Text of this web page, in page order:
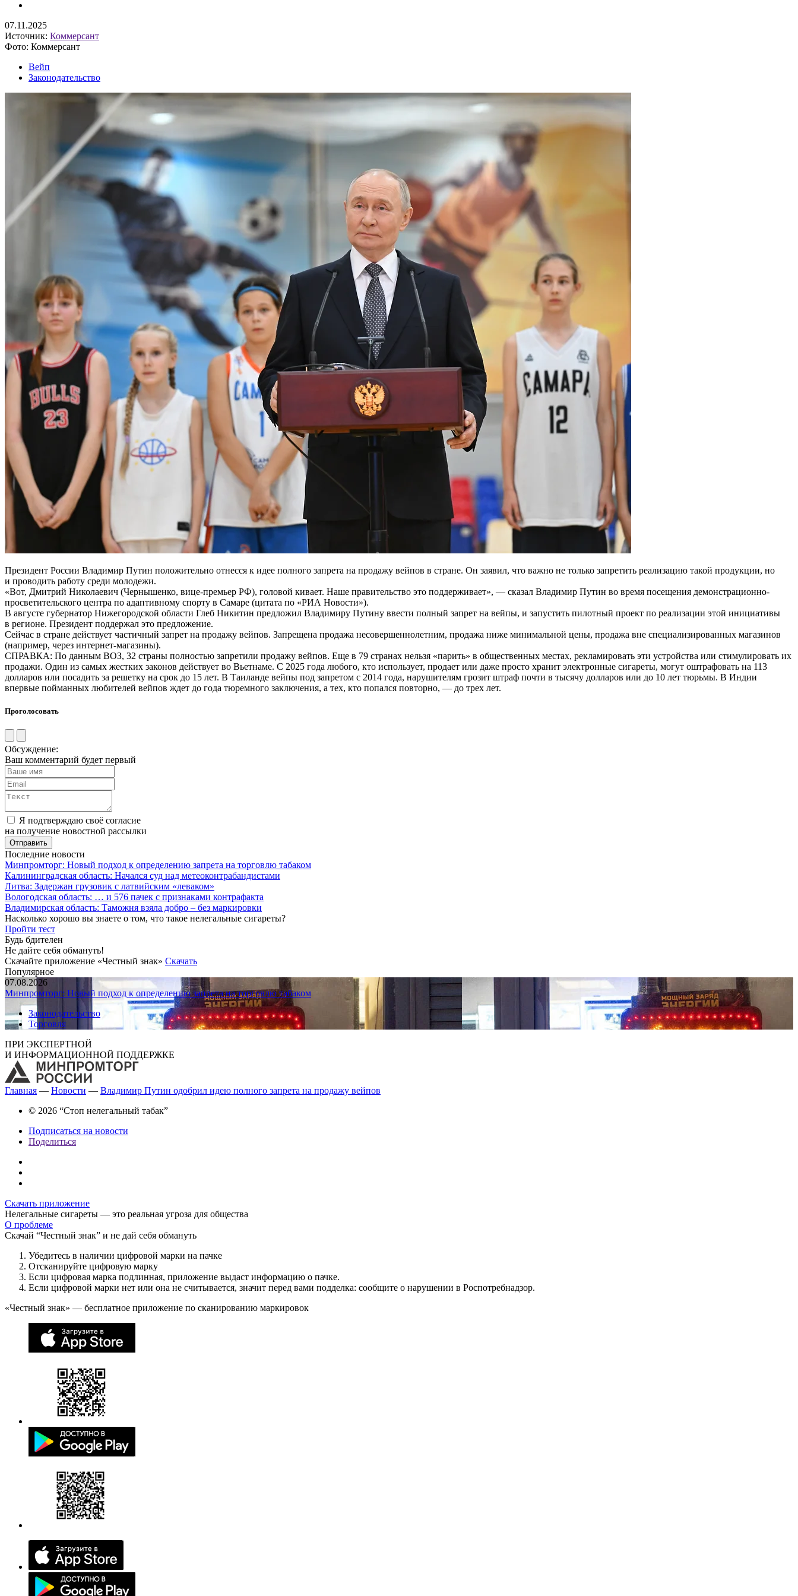
07.11.2025
Источник: Коммерсант
Фото: Коммерсант
Вейп
Законодательство
Президент России Владимир Путин положительно отнесся к идее полного запрета на продажу вейпов в стране. Он заявил, что важно не только запретить реализацию такой продукции, но
и проводить работу среди молодежи.
«Вот, Дмитрий Николаевич (Чернышенко, вице-премьер РФ), головой кивает. Наше правительство это поддерживает», — сказал Владимир Путин во время посещения демонстрационно-
просветительского центра по адаптивному спорту в Самаре (цитата по «РИА Новости»).
В августе губернатор Нижегородской области Глеб Никитин предложил Владимиру Путину ввести полный запрет на вейпы, и запустить пилотный проект по реализации этой инициативы
в регионе. Президент поддержал это предложение.
Сейчас в стране действует частичный запрет на продажу вейпов. Запрещена продажа несовершеннолетним, продажа ниже минимальной цены, продажа вне специализированных магазинов
(например, через интернет-магазины).
СПРАВКА: По данным ВОЗ, 32 страны полностью запретили продажу вейпов. Еще в 79 странах нельзя «парить» в общественных местах, рекламировать эти устройства или стимулировать их
продажи. Один из самых жестких законов действует во Вьетнаме. С 2025 года любого, кто использует, продает или даже просто хранит электронные сигареты, могут оштрафовать на 113
долларов или посадить за решетку на срок до 15 лет. В Таиланде вейпы под запретом с 2014 года, нарушителям грозит штраф почти в тысячу долларов или до 10 лет тюрьмы. В Индии
впервые пойманных любителей вейпов ждет до года тюремного заключения, а тех, кто попался повторно, — до трех лет.
Проголосовать
Обсуждение:
Ваш комментарий будет первый
Я подтверждаю своё согласие
на получение новостной рассылки
Последние новости
Минпромторг: Новый подход к определению запрета на торговлю табаком
Калининградская область: Начался суд над метеоконтрабандистами
Литва: Задержан грузовик с латвийским «леваком»
Вологодская область: … и 576 пачек с признаками контрафакта
Владимирская область: Таможня взяла добро – без маркировки
Насколько хорошо вы знаете о том, что такое нелегальные сигареты?
Пройти тест
Будь бдителен
Не дайте себя обмануть!
Скачайте приложение «Честный знак» Скачать
Популярное
07.08.2026
Минпромторг: Новый подход к определению запрета на торговлю табаком
Законодательство
Торговля
ПРИ ЭКСПЕРТНОЙ
И ИНФОРМАЦИОННОЙ ПОДДЕРЖКЕ
Главная — Новости — Владимир Путин одобрил идею полного запрета на продажу вейпов
© 2026 “Стоп нелегальный табак”
Подписаться на новости
Поделиться
Скачать приложение
Нелегальные сигареты — это реальная угроза для общества
О проблеме
Скачай “Честный знак” и не дай себя обмануть
Убедитесь в наличии цифровой марки на пачке
Отсканируйте цифровую марку
Если цифровая марка подлинная, приложение выдаст информацию о пачке.
Если цифровой марки нет или она не считывается, значит перед вами подделка: сообщите о нарушении в Роспотребнадзор.
«Честный знак» — бесплатное приложение по сканированию маркировок